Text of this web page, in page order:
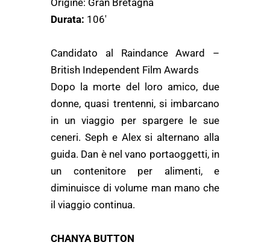
Origine: Gran Bretagna
Durata: 106′
Candidato al Raindance Award –
British Independent Film Awards
Dopo la morte del loro amico, due
donne, quasi trentenni, si imbarcano
in un viaggio per spargere le sue
ceneri. Seph e Alex si alternano alla
guida. Dan è nel vano portaoggetti, in
un contenitore per alimenti, e
diminuisce di volume man mano che
il viaggio continua.
CHANYA BUTTON